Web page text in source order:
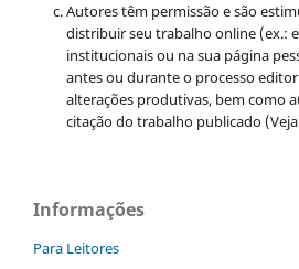
Autores têm permissão e são
distribuir seu trabalho online (ex.:
institucionais ou na sua página
antes ou durante o processo
alterações produtivas, bem como
citação do trabalho publicado (Veja
Informações
Para Leitores